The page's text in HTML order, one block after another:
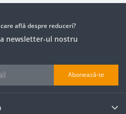
află despre reduceri?
newsletter-ul nostru
Abonează-te